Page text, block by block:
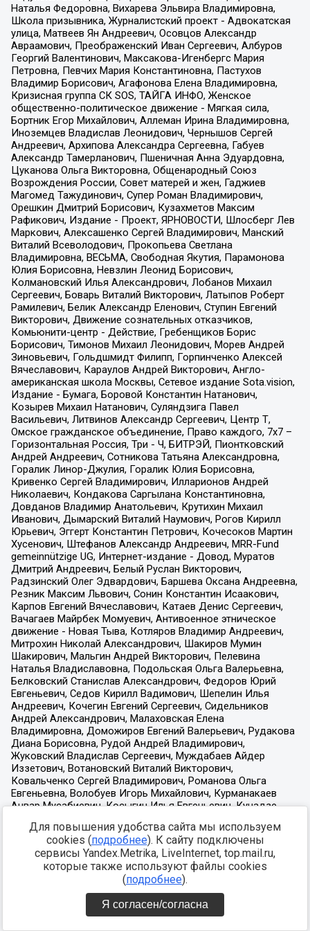
Для повышения удобства сайта мы используем
cookies (подробнее). К сайту подключены
сервисы Yandex.Metrika, LiveInternet, top.mail.ru,
которые также используют файлы cookies
(подробнее).
Я согласен/согласна